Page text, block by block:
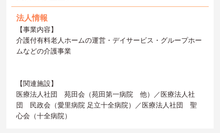
法人情報
【事業内容】
介護付有料老人ホームの運営・デイサービス・グループホー
ムなどの介護事業
【関連施設】
医療法人社団 苑田会（苑田第一病院 他）／医療法人社
団 民政会（愛里病院 足立十全病院）／医療法人社団 聖
心会（十全病院）